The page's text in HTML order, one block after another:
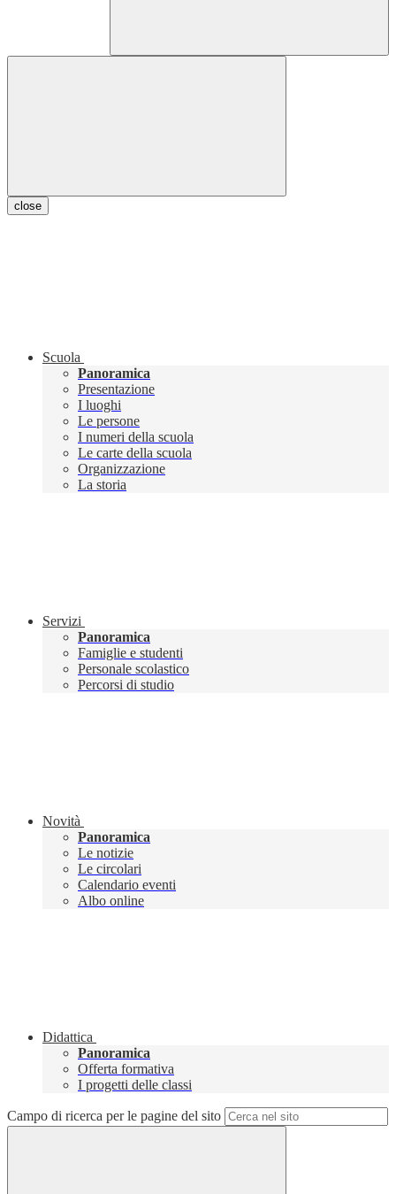
close
Scuola
Panoramica
Presentazione
I luoghi
Le persone
I numeri della scuola
Le carte della scuola
Organizzazione
La storia
Servizi
Panoramica
Famiglie e studenti
Personale scolastico
Percorsi di studio
Novità
Panoramica
Le notizie
Le circolari
Calendario eventi
Albo online
Didattica
Panoramica
Offerta formativa
I progetti delle classi
Campo di ricerca per le pagine del sito